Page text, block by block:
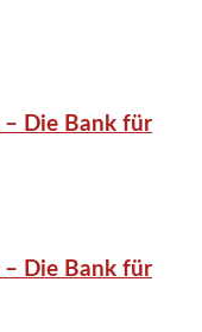
– Die Bank für
– Die Bank für